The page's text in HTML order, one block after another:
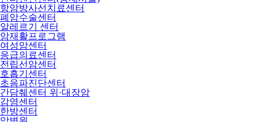
항암방사선치료센터
폐암수술센터
알레르기 센터
암재활프로그램
여성암센터
응급의료센터
전립선암센터
호흡기센터
초음파진단센터
간담췌센터 위·대장암
감염센터
한방센터